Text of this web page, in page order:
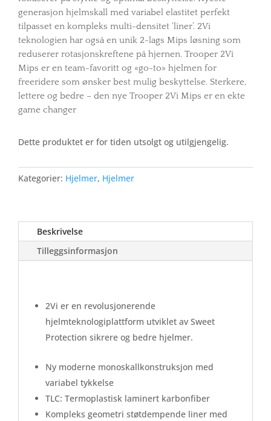
generasjon hjelmskall med variabel elastitet perfekt
tilpasset en kompleks multi-densitet ‘liner’. 2Vi
teknologien har også en unik 2-lags Mips løsning som
reduserer rotasjonskreftene på hjernen. Trooper 2Vi
Mips er en team-favoritt og «go-to» hjelmen for
freeridere som ønsker best mulig beskyttelse. Sterkere,
lettere og bedre – den nye Trooper 2Vi Mips er en ekte
game changer
Dette produktet er for tiden utsolgt og utilgjengelig.
Kategorier: Hjelmer, Hjelmer
Beskrivelse
Tilleggsinformasjon
2Vi er en revolusjonerende
hjelmteknologiplattform utviklet av Sweet
Protection sikrere og bedre hjelmer.
Ny moderne monoskallkonstruksjon med
variabel tykkelse
TLC: Termoplastisk laminert karbonfiber
Kompleks geometri støtdempende liner med